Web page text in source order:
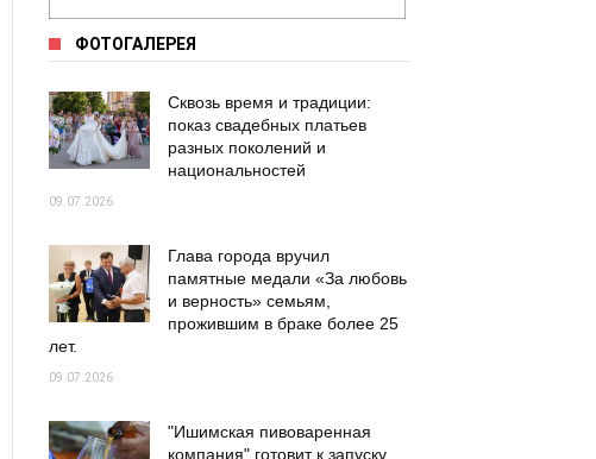
ФОТОГАЛЕРЕЯ
Сквозь время и традиции:
показ свадебных платьев
разных поколений и
национальностей
09.07.2026
Глава города вручил
памятные медали «За любовь
и верность» семьям,
прожившим в браке более 25
лет.
09.07.2026
"Ишимская пивоваренная
компания" готовит к запуску